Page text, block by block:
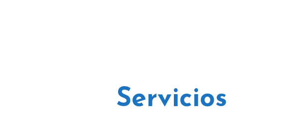
Servicios